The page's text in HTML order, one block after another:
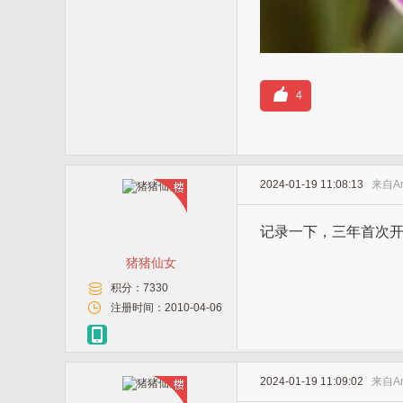
4
猪猪仙女
积分： 7330
注册时间： 2010-04-06
2024-01-19 11:08:13 来自
记录一下，三年首次
2024-01-19 11:09:02 来自